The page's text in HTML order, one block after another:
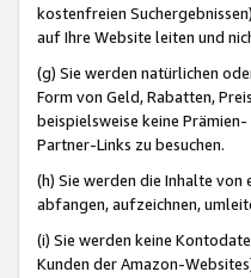
kostenfreien
auf Ihre Website leiten und
(g) Sie werden natürlichen
Form von Geld, Rabatten,
beispielsweise keine
Partner-Links zu besuchen.
(h) Sie werden die Inhalte
abfangen, aufzeichnen,
(i) Sie werden keine
Kunden der Amazon-